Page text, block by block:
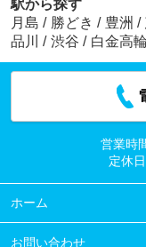
駅から探す
月島 / 勝どき / 豊洲 /
品川
/ 渋谷 / 白金高輪
営業時
定休日
ホーム
お問い合わせ